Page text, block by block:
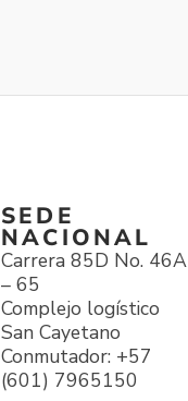
SEDE
NACIONAL
Carrera 85D No. 46A
– 65
Complejo logístico
San Cayetano
Conmutador: +57
(601) 7965150